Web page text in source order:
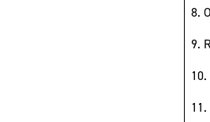
8.
9.